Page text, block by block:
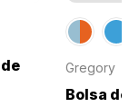
Gregory
Bolsa